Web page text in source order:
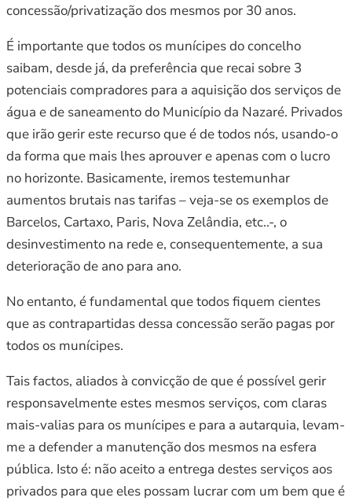
concessão/privatização dos mesmos por 30 anos.
É importante que todos os munícipes do concelho
saibam, desde já, da preferência que recai sobre 3
potenciais compradores para a aquisição dos serviços de
água e de saneamento do Município da Nazaré. Privados
que irão gerir este recurso que é de todos nós, usando-o
da forma que mais lhes aprouver e apenas com o lucro
no horizonte. Basicamente, iremos testemunhar
aumentos brutais nas tarifas – veja-se os exemplos de
Barcelos, Cartaxo, Paris, Nova Zelândia, etc..-, o
desinvestimento na rede e, consequentemente, a sua
deterioração de ano para ano.
No entanto, é fundamental que todos fiquem cientes
que as contrapartidas dessa concessão serão pagas por
todos os munícipes.
Tais factos, aliados à convicção de que é possível gerir
responsavelmente estes mesmos serviços, com claras
mais-valias para os munícipes e para a autarquia, levam-
me a defender a manutenção dos mesmos na esfera
pública. Isto é: não aceito a entrega destes serviços aos
privados para que eles possam lucrar com um bem que é